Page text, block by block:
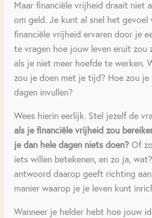
Maar financiële vrijheid draait niet
om geld. Je kunt al snel het gevoel
financiële vrijheid ervaren door je
te vragen hoe jouw leven eruit zou
als je niet meer hoefde te werken.
zou je doen met je tijd? Hoe zou je
dagen invullen?
Wees hierin eerlijk. Stel jezelf de
als je financiële vrijheid zou
je dan hele dagen niets doen? Of
iets willen betekenen, en zo ja,
antwoord daarop geeft richting
manier waarop je je leven kunt
Wanneer je helder hebt hoe jouw